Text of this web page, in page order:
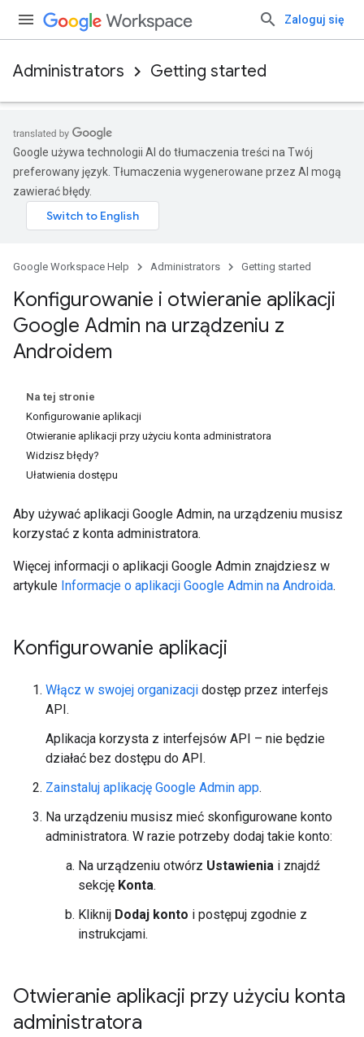
Zaloguj się
Administrators Getting started
Google używa technologii AI do tłumaczenia treści na Twój
preferowany język. Tłumaczenia wygenerowane przez AI mogą
zawierać błędy.
Google Workspace Help Administrators Getting started
Konfigurowanie i otwieranie aplikacji
Google Admin na urządzeniu z
Androidem
Na tej stronie
Konfigurowanie aplikacji
Otwieranie aplikacji przy użyciu konta administratora
Widzisz błędy?
Ułatwienia dostępu
Aby używać aplikacji Google Admin, na urządzeniu musisz
korzystać z konta administratora.
Więcej informacji o aplikacji Google Admin znajdziesz w
artykule Informacje o aplikacji Google Admin na Androida.
Konfigurowanie aplikacji
Włącz w swojej organizacji dostęp przez interfejs
API.
Aplikacja korzysta z interfejsów API – nie będzie
działać bez dostępu do API.
Zainstaluj aplikację Google Admin app.
Na urządzeniu musisz mieć skonfigurowane konto
administratora. W razie potrzeby dodaj takie konto:
Na urządzeniu otwórz Ustawienia i znajdź
sekcję Konta.
Kliknij Dodaj konto i postępuj zgodnie z
instrukcjami.
Otwieranie aplikacji przy użyciu konta
administratora